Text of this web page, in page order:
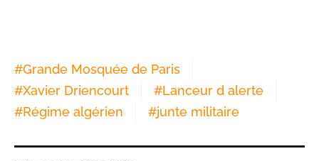
#Grande Mosquée de Paris
#Xavier Driencourt #Lanceur d alerte
#Régime algérien #junte militaire